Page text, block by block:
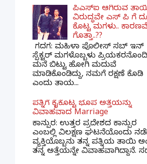
ಪಿಎಸ್​ಐ ಆಗಿರುವ
ವಿರುದ್ಧವೇ ಎಸ್ ಪಿ ಗೆ
ಕೊಟ್ಟ ಮಗಳು..
ಗೊತ್ತಾ..??
ಗದಗ​: ಮಹಿಳಾ ಪೊಲೀಸ್​ ಸಬ್ ​ಇನ್​
ಸ್ಪೆಕ್ಟರ್​ ಮಗಳೊಬ್ಬಳು
ಮನೆ ಬಿಟ್ಟು ಹೋಗಿ ಮದುವೆ
ಮಾಡಿಕೊಂಡಿದ್ದು, ನಮಗೆ ರಕ್ಷಣೆ ಕೊಡಿ
ಎಂದು ತಾಯ...
ಪತ್ನಿಗೆ ಕೈಕೊಟ್ಟ ಭೂಪ ಅತ್ತೆಯನ್ನು
ವಿವಾಹವಾದ Marriage
ಕಾನ್ಪುರ: ಉತ್ತರ ಪ್ರದೇಶದ ಕಾನ್ಪುರ
ಎಂಬಲ್ಲಿ ವಿಲಕ್ಷಣ ಘಟನೆಯೊಂದು
ವ್ಯಕ್ತಿಯೊಬ್ಬನು ತನ್ನ ಪತ್ನಿಯ ತಾಯಿ
ತನ್ನ ಅತ್ತೆಯನ್ನೇ ವಿವಾಹವಾಗಿದ್ದಾನೆ.